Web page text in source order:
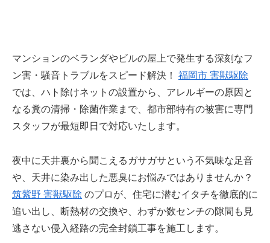
マンションのベランダやビルの屋上で発生する深刻なフ
ン害・騒音トラブルをスピード解決！ 福岡市 害獣駆除
では、ハト除けネットの設置から、アレルギーの原因と
なる糞の清掃・除菌作業まで、都市部特有の被害に専門
スタッフが最短即日で対応いたします。
夜中に天井裏から聞こえるガサガサという不気味な足音
や、天井に染み出した悪臭にお悩みではありませんか？
筑紫野 害獣駆除 のプロが、住宅に潜むイタチを徹底的に
追い出し、断熱材の交換や、わずか数センチの隙間も見
逃さない侵入経路の完全封鎖工事を施工します。